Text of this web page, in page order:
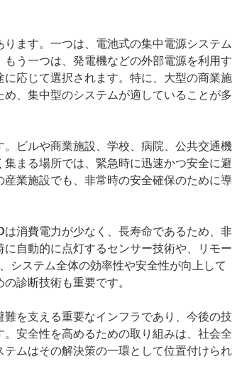
ます。一つは、電池式の集中電源システム
う一つは、発電機などの外部電源を利用す
応じて選択されます。特に、大型の商業施
、集中型のシステムが適していることが多
ビルや商業施設、学校、病院、公共交通機
まる場所では、緊急時に迅速かつ安全に避
業施設でも、非常時の安全確保のために導
消費電力が少なく、長寿命であるため、非
自動的に点灯するセンサー技術や、リモー
システム全体の効率性や安全性が向上して
診断技術も重要です。
を支える重要なインフラであり、今後の技
安全性を高めるための取り組みは、社会全
ムはその解決策の一環として位置付けられ